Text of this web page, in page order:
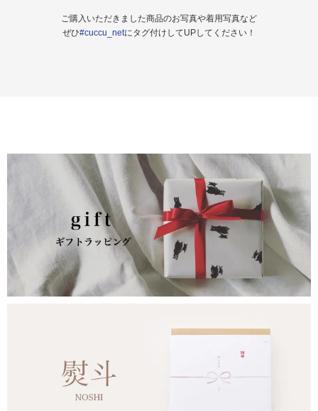
ご購入いただきました商品のお写真や着用写真など
ぜひ#cuccu_netにタグ付けしてUPしてください！